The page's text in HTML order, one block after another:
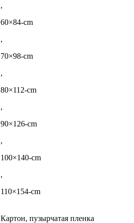
,
60×84-cm
,
70×98-cm
,
80×112-cm
,
90×126-cm
,
100×140-cm
,
110×154-cm
Картон, пузырчатая пленка